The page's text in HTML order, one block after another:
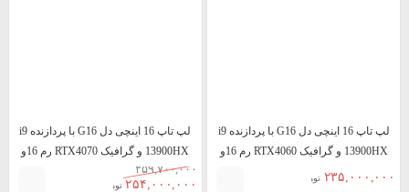
لپ تاپ 16 اینچی دل G16 با پردازنده i9
13900HX و گرافیک RTX4060 رم 16و
حافظه 1TB۲۳۵,۰۰۰,۰۰۰ تومان
لپ تاپ 16 اینچی دل G16 با پردازنده i9
13900HX و گرافیک RTX4070 رم 16و
۲۵۹,۷۰۰,۰۰۰
۲۵۴,۰۰۰,۰۰۰ تومان